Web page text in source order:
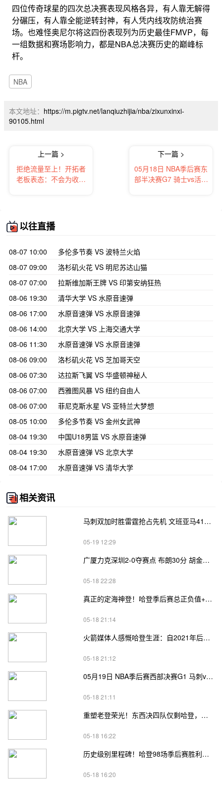
四位传奇球星的四次总决赛表现风格各异，有人靠无解得
分碾压，有人靠全能逆转封神，有人凭内线攻防统治赛
场。也难怪奥尼尔将这四份表现列为历史最佳FMVP，每
一组数据和赛场影响力，都是NBA总决赛历史的巅峰标
杆。
NBA
本文地址： https://m.pigtv.net/lanqiuzhijia/nba/zixunxinxi-
90105.html
上一篇 >
拒绝流量至上！开拓者
老板表态：不会为收视
下一篇 >
05月18日 NBA季后赛东
部半决赛G7 骑士vs活塞
以往直播
08-07 10:00
多伦多节奏 VS 波特兰火焰
08-07 09:00
洛杉矶火花 VS 明尼苏达山猫
08-07 07:00
拉斯维加斯王牌 VS 印第安纳狂热
08-06 19:30
清华大学 VS 水原音速弹
08-06 17:00
水原音速弹 VS 水原音速弹
08-06 14:00
北京大学 VS 上海交通大学
08-06 11:30
水原音速弹 VS 水原音速弹
08-06 09:00
洛杉矶火花 VS 芝加哥天空
08-06 07:30
达拉斯飞翼 VS 华盛顿神秘人
08-06 07:00
西雅图风暴 VS 纽约自由人
08-06 07:00
菲尼克斯水星 VS 亚特兰大梦想
08-05 10:00
多伦多节奏 VS 金州女武神
08-04 19:30
中国U18男篮 VS 水原音速弹
08-04 19:30
水原音速弹 VS 北京大学
08-04 17:00
水原音速弹 VS 清华大学
相关资讯
马刺双加时胜雷霆抢占先机 文班亚马41+24 哈珀24+11 亚历山大24+12
05-19 12:29
广厦力克深圳2-0夺赛点 布朗30分 胡金秋17+8 贺希宁18分
05-18 22:28
真正的定海神登！哈登季后赛总正负值+62、次轮+32，双数据领跑骑士全队
05-18 21:14
火箭媒体人感慨哈登生涯：自2021年后，终于体验躺赢晋级滋味
05-18 21:12
05月19日 NBA季后赛西部决赛G1 马刺vs雷霆直播前瞻分析
05-18 21:11
重塑老登荣光！东西决四队仅剩哈登，高龄坚守续写传奇
05-18 16:22
历史级别里程碑！哈登98场季后赛胜利，追平马龙并列无冠球员历史第一
05-18 16:20